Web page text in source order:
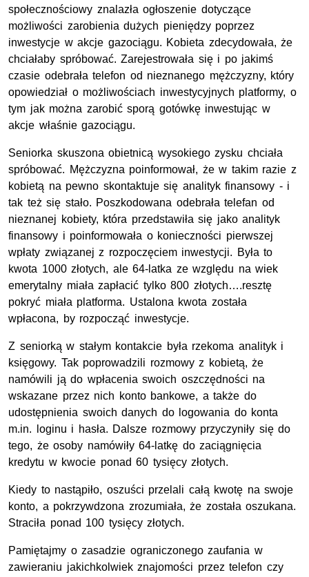
społecznościowy znalazła ogłoszenie dotyczące
możliwości zarobienia dużych pieniędzy poprzez
inwestycje w akcje gazociągu. Kobieta zdecydowała, że
chciałaby spróbować. Zarejestrowała się i po jakimś
czasie odebrała telefon od nieznanego mężczyzny, który
opowiedział o możliwościach inwestycyjnych platformy, o
tym jak można zarobić sporą gotówkę inwestując w
akcje właśnie gazociągu.
Seniorka skuszona obietnicą wysokiego zysku chciała
spróbować. Mężczyzna poinformował, że w takim razie z
kobietą na pewno skontaktuje się analityk finansowy - i
tak też się stało. Poszkodowana odebrała telefan od
nieznanej kobiety, która przedstawiła się jako analityk
finansowy i poinformowała o konieczności pierwszej
wpłaty związanej z rozpoczęciem inwestycji. Była to
kwota 1000 złotych, ale 64-latka ze względu na wiek
emerytalny miała zapłacić tylko 800 złotych….resztę
pokryć miała platforma. Ustalona kwota została
wpłacona, by rozpocząć inwestycje.
Z seniorką w stałym kontakcie była rzekoma analityk i
księgowy. Tak poprowadzili rozmowy z kobietą, że
namówili ją do wpłacenia swoich oszczędności na
wskazane przez nich konto bankowe, a także do
udostępnienia swoich danych do logowania do konta
m.in. loginu i hasła. Dalsze rozmowy przyczyniły się do
tego, że osoby namówiły 64-latkę do zaciągnięcia
kredytu w kwocie ponad 60 tysięcy złotych.
Kiedy to nastąpiło, oszuści przelali całą kwotę na swoje
konto, a pokrzywdzona zrozumiała, że została oszukana.
Straciła ponad 100 tysięcy złotych.
Pamiętajmy o zasadzie ograniczonego zaufania w
zawieraniu jakichkolwiek znajomości przez telefon czy